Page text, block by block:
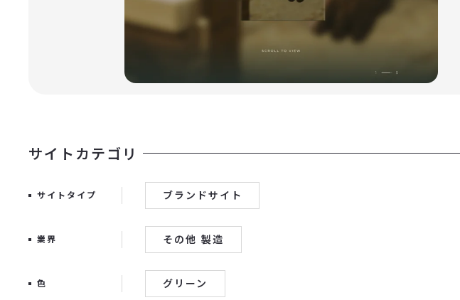
サイトカテゴリ
サイトタイプ ブランドサイト
業界 その他 製造
色 グリーン